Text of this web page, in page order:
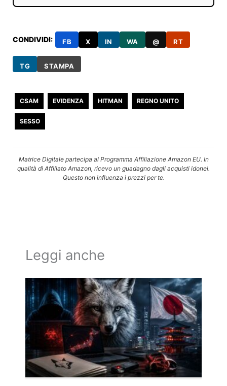
CONDIVIDI: FB X IN WA @ RT
TG STAMPA
CSAM EVIDENZA HITMAN REGNO UNITO
SESSO
Matrice Digitale partecipa al Programma Affiliazione Amazon EU. In
qualità di Affiliato Amazon, ricevo un guadagno dagli acquisti idonei.
Questo non influenza i prezzi per te.
Leggi anche